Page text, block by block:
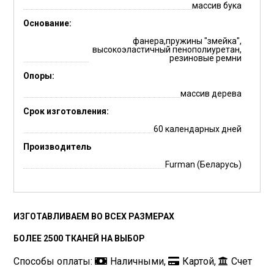
массив бука
Основание:
фанера,пружины "змейка",
высокоэластичный пенополиуретан,
резиновые ремни
Опоры:
массив дерева
Срок изготовления:
60 календарных дней
Производитель
Furman (Беларусь)
ИЗГОТАВЛИВАЕМ ВО ВСЕХ РАЗМЕРАХ
БОЛЕЕ 2500 ТКАНЕЙ НА ВЫБОР
Способы оплаты: Наличными, Картой, Счет